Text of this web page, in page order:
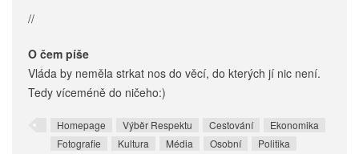
//
O čem píše
Vláda by neměla strkat nos do věcí, do kterých jí nic není.
Tedy víceméně do ničeho:)
Homepage Výběr Respektu Cestování
Ekonomika
Fotografie
Kultura Média Osobní
Politika